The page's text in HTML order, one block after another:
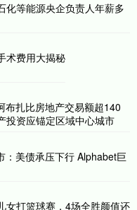
化等能源央企负责人年薪多
术费用大揭秘
布扎比房地产交易额超140
投资应锚定区域中心城市
：美债承压下行 Alphabet巨
女打篮球赛，4场全胜颜值还